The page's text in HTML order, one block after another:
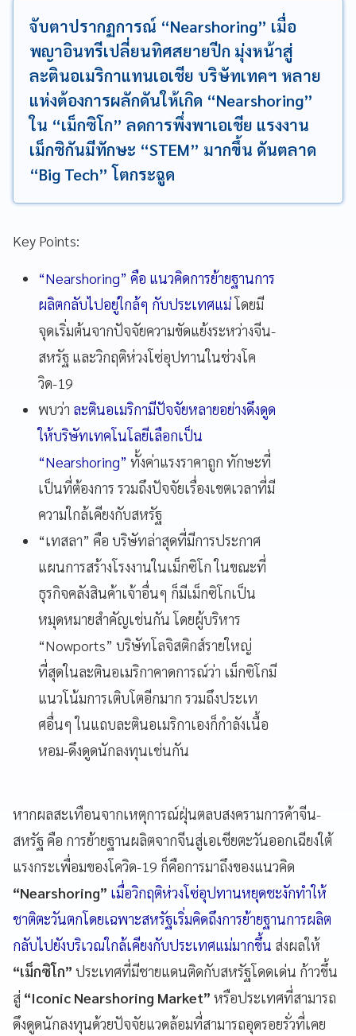
จับตาปรากฏการณ์ “Nearshoring” เมื่อ
พญาอินทรีเปลี่ยนทิศสยายปีก มุ่งหน้าสู่
ละตินอเมริกาแทนเอเชีย บริษัทเทคฯ หลาย
แห่งต้องการผลักดันให้เกิด “Nearshoring”
ใน “เม็กซิโก” ลดการพึ่งพาเอเชีย แรงงาน
เม็กซิกันมีทักษะ “STEM” มากขึ้น ดันตลาด
“Big Tech” โตกระฉูด
Key Points:
“Nearshoring” คือ แนวคิดการย้ายฐานการ
ผลิตกลับไปอยู่ใกล้ๆ กับประเทศแม่โดยมี
จุดเริ่มต้นจากปัจจัยความขัดแย้งระหว่างจีน-
สหรัฐ และวิกฤติห่วงโซ่อุปทานในช่วงโค
วิด-19
พบว่า ละตินอเมริกามีปัจจัยหลายอย่างดึงดูด
ให้บริษัทเทคโนโลยีเลือกเป็น
“Nearshoring” ทั้งค่าแรงราคาถูก ทักษะที่
เป็นที่ต้องการ รวมถึงปัจจัยเรื่องเขตเวลาที่มี
ความใกล้เคียงกับสหรัฐ
“เทสลา” คือ บริษัทล่าสุดที่มีการประกาศ
แผนการสร้างโรงงานในเม็กซิโก ในขณะที่
ธุรกิจคลังสินค้าเจ้าอื่นๆ ก็มีเม็กซิโกเป็น
หมุดหมายสำคัญเช่นกัน โดยผู้บริหาร
“Nowports” บริษัทโลจิสติกส์รายใหญ่
ที่สุดในละตินอเมริกาคาดการณ์ว่า เม็กซิโกมี
แนวโน้มการเติบโตอีกมาก รวมถึงประเท
ศอื่นๆ ในแถบละตินอเมริกาเองก็กำลังเนื้อ
หอม-ดึงดูดนักลงทุนเช่นกัน
หากผลสะเทือนจากเหตุการณ์ฝุ่นตลบสงครามการค้าจีน-
สหรัฐ คือ การย้ายฐานผลิตจากจีนสู่เอเชียตะวันออกเฉียงใต้
แรงกระเพื่อมของโควิด-19 ก็คือการมาถึงของแนวคิด
“Nearshoring” เมื่อวิกฤติห่วงโซ่อุปทานหยุดชะงักทำให้
ชาติตะวันตกโดยเฉพาะสหรัฐเริ่มคิดถึงการย้ายฐานการผลิต
กลับไปยังบริเวณใกล้เคียงกับประเทศแม่มากขึ้น ส่งผลให้
“เม็กซิโก” ประเทศที่มีชายแดนติดกับสหรัฐโดดเด่น ก้าวขึ้น
สู่ “Iconic Nearshoring Market” หรือประเทศที่สามารถ
ดึงดูดนักลงทุนด้วยปัจจัยแวดล้อมที่สามารถอุดรอยรั่วที่เคย